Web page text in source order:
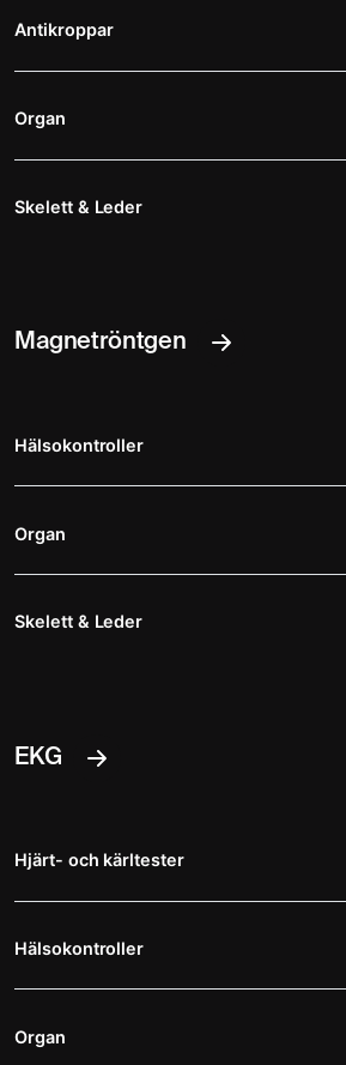
Antikroppar
Organ
Skelett & Leder
Magnetröntgen
Hälsokontroller
Organ
Skelett & Leder
EKG
Hjärt- och kärltester
Hälsokontroller
Organ